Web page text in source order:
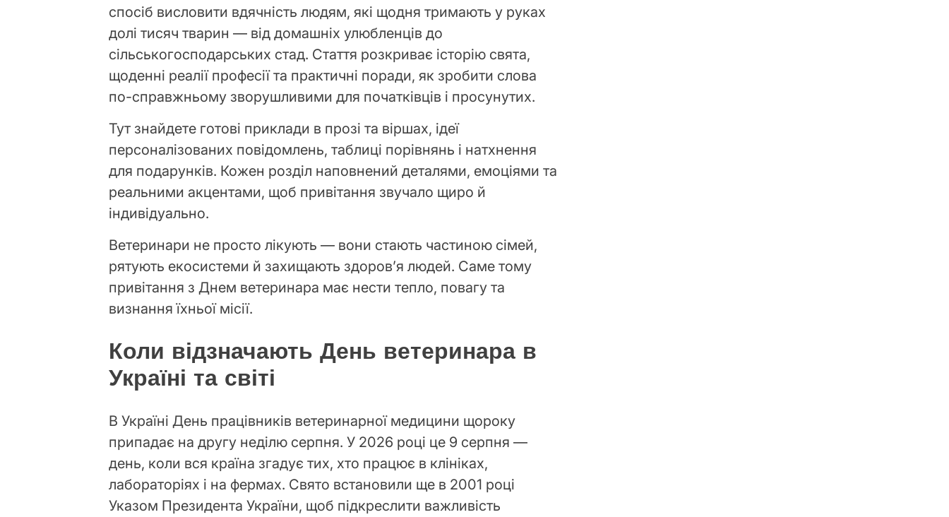
спосіб висловити вдячність людям, які щодня тримають у руках
долі тисяч тварин — від домашніх улюбленців до
сільськогосподарських стад. Стаття розкриває історію свята,
щоденні реалії професії та практичні поради, як зробити слова
по-справжньому зворушливими для початківців і просунутих.
Тут знайдете готові приклади в прозі та віршах, ідеї
персоналізованих повідомлень, таблиці порівнянь і натхнення
для подарунків. Кожен розділ наповнений деталями, емоціями та
реальними акцентами, щоб привітання звучало щиро й
індивідуально.
Ветеринари не просто лікують — вони стають частиною сімей,
рятують екосистеми й захищають здоров’я людей. Саме тому
привітання з Днем ветеринара має нести тепло, повагу та
визнання їхньої місії.
Коли відзначають День ветеринара в
Україні та світі
В Україні День працівників ветеринарної медицини щороку
припадає на другу неділю серпня. У 2026 році це 9 серпня —
день, коли вся країна згадує тих, хто працює в клініках,
лабораторіях і на фермах. Свято встановили ще в 2001 році
Указом Президента України, щоб підкреслити важливість